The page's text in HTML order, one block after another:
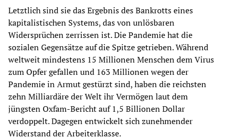
Letztlich sind sie das Ergebnis des Bankrotts eines
kapitalistischen Systems, das von unlösbaren
Widersprüchen zerrissen ist. Die Pandemie hat die
sozialen Gegensätze auf die Spitze getrieben. Während
weltweit mindestens 15 Millionen Menschen dem Virus
zum Opfer gefallen und 163 Millionen wegen der
Pandemie in Armut gestürzt sind, haben die reichsten
zehn Milliardäre der Welt ihr Vermögen laut dem
jüngsten Oxfam-Bericht auf 1,5 Billionen Dollar
verdoppelt. Dagegen entwickelt sich zunehmender
Widerstand der Arbeiterklasse.